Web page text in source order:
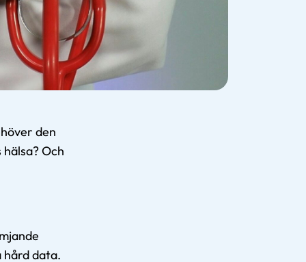
den
Och
hård data.